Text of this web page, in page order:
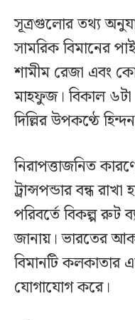
সূত্রগুলোর তথ্য
সামরিক বিমানের
শামীম রেজা এবং
মাহফুজ। বিকাল ৬টা
দিল্লির উপকণ্ঠে
নিরাপত্তাজনিত
ট্রান্সপন্ডার বন্ধ
পরিবর্তে বিকল্প রুট
জানায়। ভারতের
বিমানটি কলকাতার
যোগাযোগ করে।